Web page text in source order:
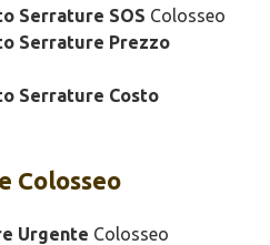
Serrature SOS Colosseo
Serrature Prezzo
Serrature Costo
Colosseo
Urgente Colosseo